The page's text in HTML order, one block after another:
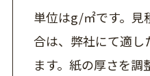
単位はg/㎡です。見
合は、弊社にて適し
ます。紙の厚さを調